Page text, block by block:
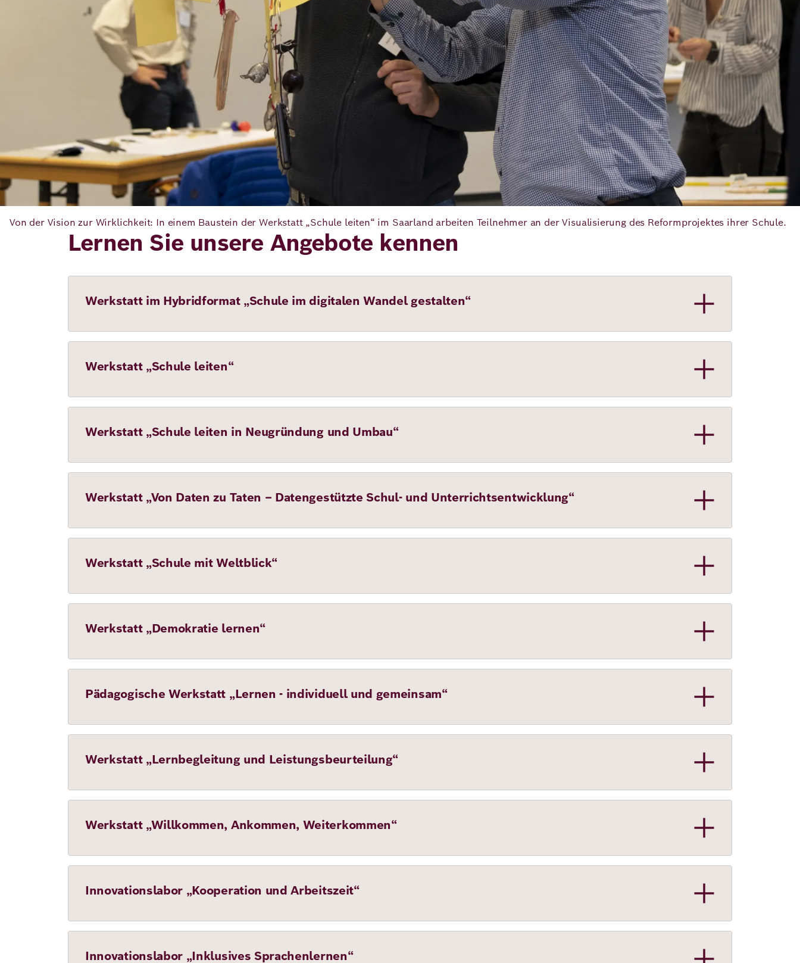
Von der Vision zur Wirklichkeit: In einem Baustein der Werkstatt „Schule leiten“ im Saarland arbeiten Teilnehmer an der Visualisierung des Reformprojektes ihrer Schule.
Lernen Sie unsere Angebote kennen
Werkstatt im Hybridformat „Schule im digitalen Wandel gestalten“
Werkstatt „Schule leiten“
Werkstatt „Schule leiten in Neugründung und Umbau“
Werkstatt „Von Daten zu Taten – Datengestützte Schul- und Unterrichtsentwicklung“
Werkstatt „Schule mit Weltblick“
Werkstatt „Demokratie lernen“
Pädagogische Werkstatt „Lernen - individuell und gemeinsam“
Werkstatt „Lernbegleitung und Leistungsbeurteilung“
Werkstatt „Willkommen, Ankommen, Weiterkommen“
Innovationslabor „Kooperation und Arbeitszeit“
Innovationslabor „Inklusives Sprachenlernen“